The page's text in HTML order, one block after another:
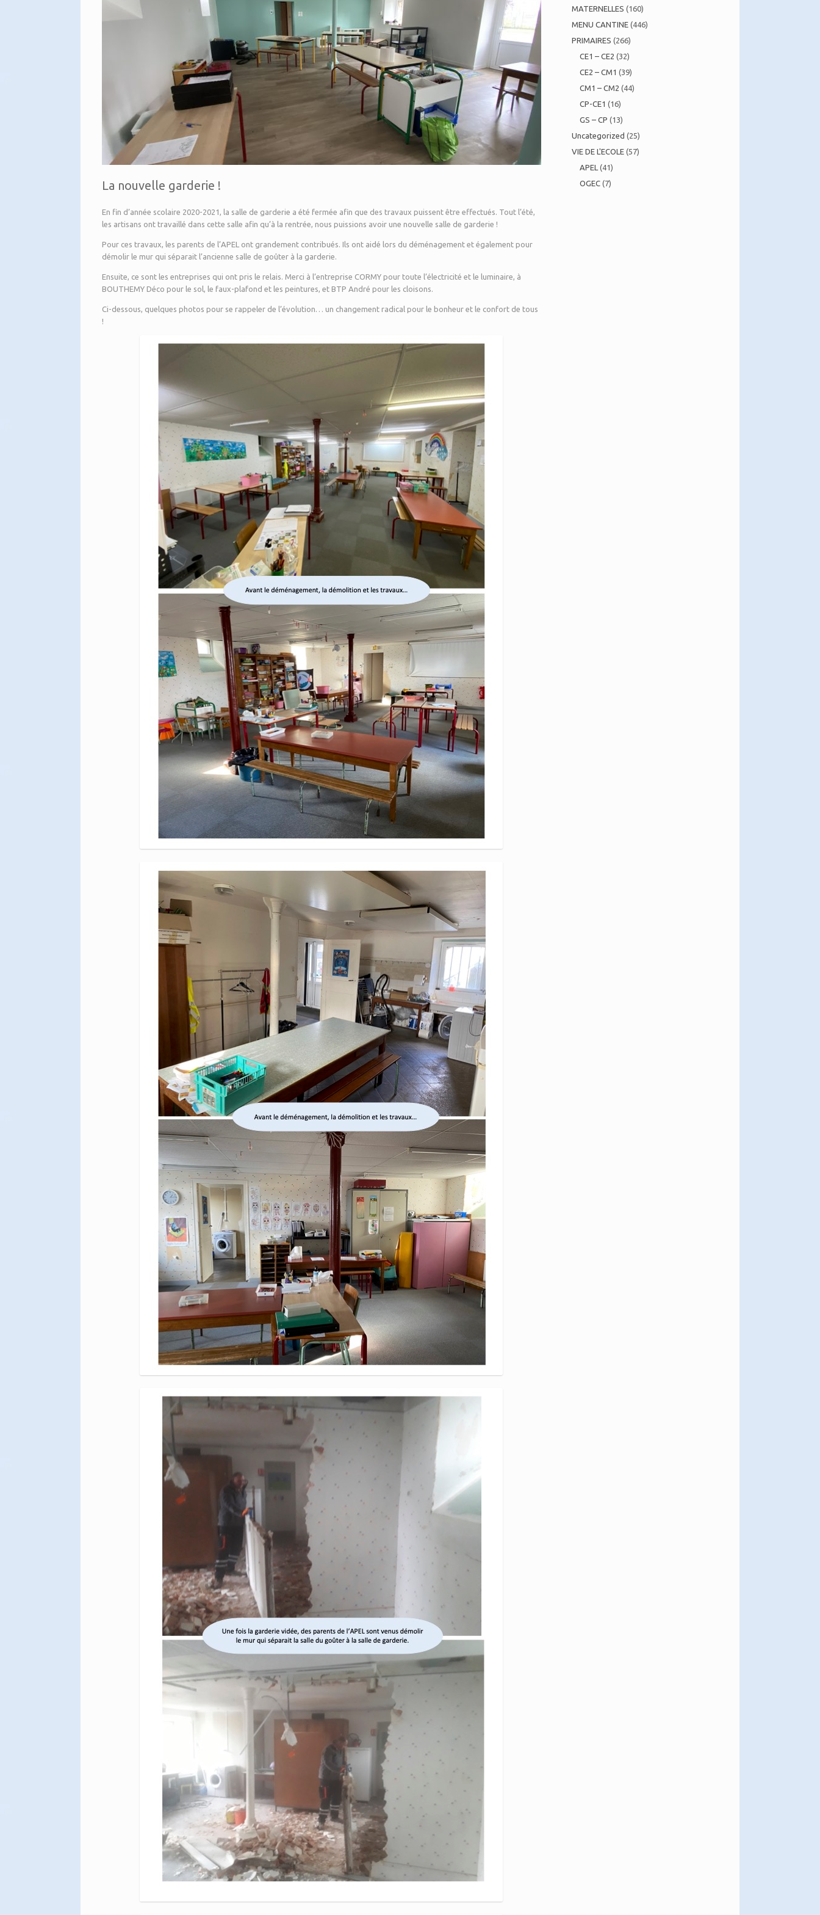
La nouvelle garderie !
En fin d’année scolaire 2020-2021, la salle de garderie a été fermée afin que des travaux puissent être effectués. Tout l’été,
les artisans ont travaillé dans cette salle afin qu’à la rentrée, nous puissions avoir une nouvelle salle de garderie !
Pour ces travaux, les parents de l’APEL ont grandement contribués. Ils ont aidé lors du déménagement et également pour
démolir le mur qui séparait l’ancienne salle de goûter à la garderie.
Ensuite, ce sont les entreprises qui ont pris le relais. Merci à l’entreprise CORMY pour toute l’électricité et le luminaire, à
BOUTHEMY Déco pour le sol, le faux-plafond et les peintures, et BTP André pour les cloisons.
Ci-dessous, quelques photos pour se rappeler de l’évolution… un changement radical pour le bonheur et le confort de tous
!
MATERNELLES (160)
MENU CANTINE (446)
PRIMAIRES (266)
CE1 – CE2 (32)
CE2 – CM1 (39)
CM1 – CM2 (44)
CP-CE1 (16)
GS – CP (13)
Uncategorized (25)
VIE DE L'ECOLE (57)
APEL (41)
OGEC (7)